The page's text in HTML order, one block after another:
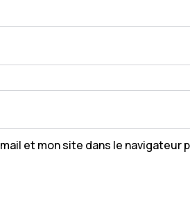
et mon site dans le navigateur